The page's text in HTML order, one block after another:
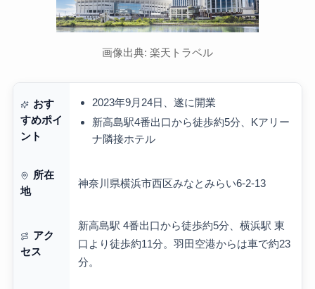
画像出典: 楽天トラベル
おす
すめポイ
ント
2023年9月24日、遂に開業
新高島駅4番出口から徒歩約5分、Kアリー
ナ隣接ホテル
所在
地
神奈川県横浜市西区みなとみらい6-2-13
アク
セス
新高島駅 4番出口から徒歩約5分、横浜駅 東
口より徒歩約11分。羽田空港からは車で約23
分。